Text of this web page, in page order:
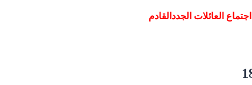
اجتماع العائلات الجددالقادم